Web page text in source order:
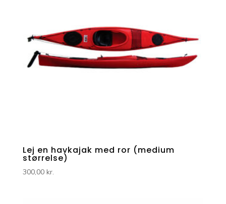
Lej en havkajak med ror (medium
størrelse)
300,00 kr.